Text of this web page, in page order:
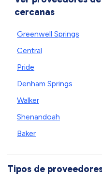
cercanas
Greenwell Springs
Central
Pride
Denham Springs
Walker
Shenandoah
Baker
Tipos de